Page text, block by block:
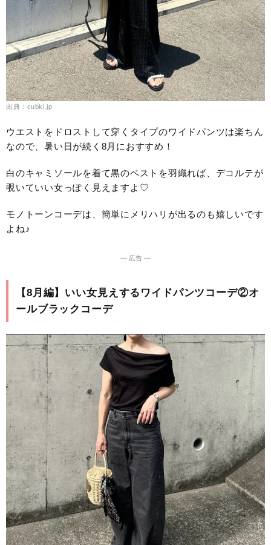
出典：cubki.jp
ウエストをドロストして穿くタイプのワイドパンツは楽ちん
なので、暑い日が続く8月におすすめ！
白のキャミソールを着て黒のベストを羽織れば、デコルテが
覗いていい女っぽく見えますよ♡
モノトーンコーデは、簡単にメリハリが出るのも嬉しいです
よね♪
― 広告 ―
【8月編】いい女見えするワイドパンツコーデ②オ
ールブラックコーデ